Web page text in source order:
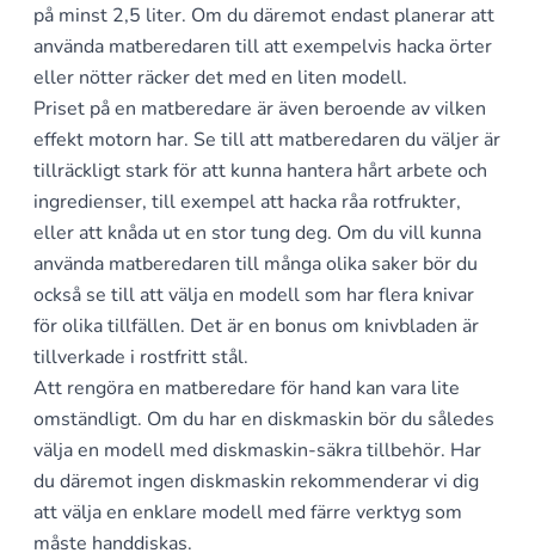
på minst 2,5 liter. Om du däremot endast planerar att
använda matberedaren till att exempelvis hacka örter
eller nötter räcker det med en liten modell.
Priset på en matberedare är även beroende av vilken
effekt motorn har. Se till att matberedaren du väljer är
tillräckligt stark för att kunna hantera hårt arbete och
ingredienser, till exempel att hacka råa rotfrukter,
eller att knåda ut en stor tung deg. Om du vill kunna
använda matberedaren till många olika saker bör du
också se till att välja en modell som har flera knivar
för olika tillfällen. Det är en bonus om knivbladen är
tillverkade i rostfritt stål.
Att rengöra en matberedare för hand kan vara lite
omständligt. Om du har en diskmaskin bör du således
välja en modell med diskmaskin-säkra tillbehör. Har
du däremot ingen diskmaskin rekommenderar vi dig
att välja en enklare modell med färre verktyg som
måste handdiskas.